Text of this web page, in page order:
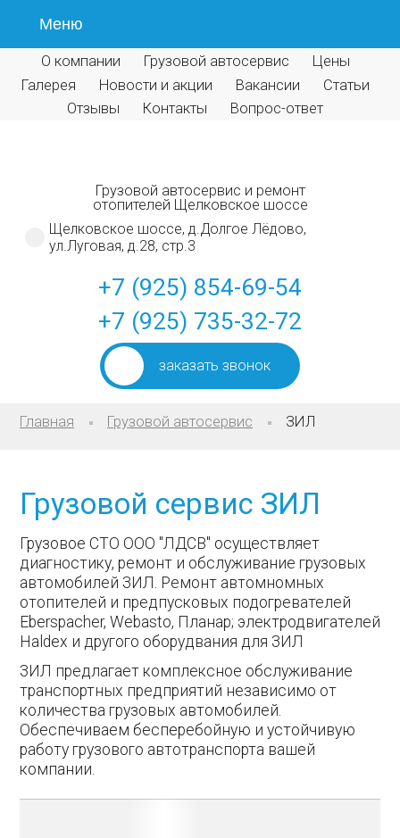
Меню
О компании Грузовой автосервис
Цены
Галерея
Новости и акции Вакансии
Статьи
Отзывы
Контакты Вопрос-ответ
Грузовой автосервис и ремонт
отопителей Щелковское шоссе
Щелковское шоссе, д.Долгое Лёдово,
ул.Луговая, д.28, стр.3
+7 (925) 854-69-54
+7 (925) 735-32-72
заказать звонок
Главная Грузовой автосервис ЗИЛ
Грузовой сервис ЗИЛ
Грузовое СТО ООО "ЛДСВ" осуществляет
диагностику, ремонт и обслуживание грузовых
автомобилей ЗИЛ. Ремонт автомномных
отопителей и предпусковых подогревателей
Eberspacher, Webasto, Планар; электродвигателей
Haldex и другого оборудвания для ЗИЛ
ЗИЛ предлагает комплексное обслуживание
транспортных предприятий независимо от
количества грузовых автомобилей.
Обеспечиваем бесперебойную и устойчивую
работу грузового автотранспорта вашей
компании.